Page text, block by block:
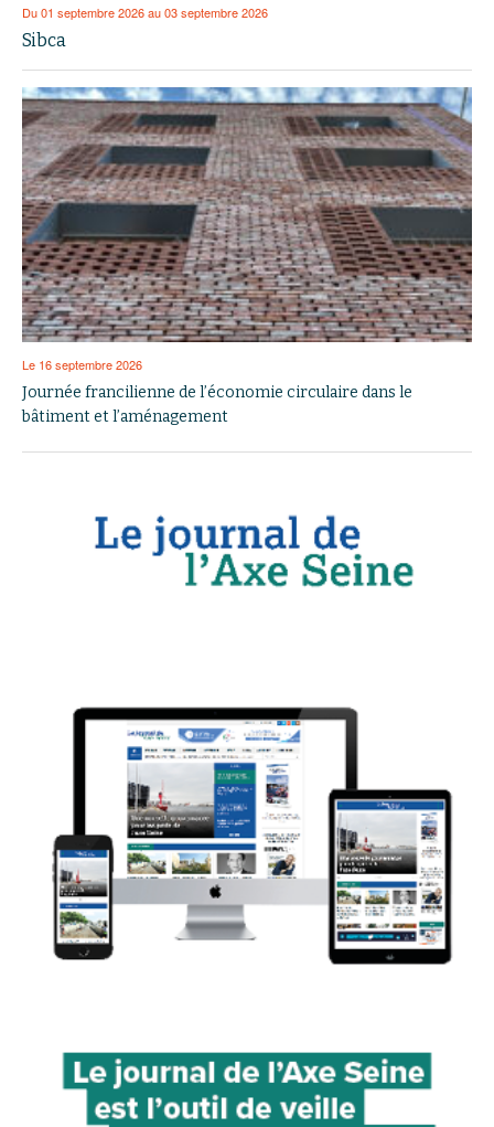
Du 01 septembre 2026 au 03 septembre 2026
Sibca
Le 16 septembre 2026
Journée francilienne de l’économie circulaire dans le
bâtiment et l’aménagement